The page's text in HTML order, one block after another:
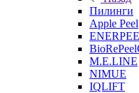
Пилинги
Apple Peel
M.E.LINE
NIMUE
IQLIFT